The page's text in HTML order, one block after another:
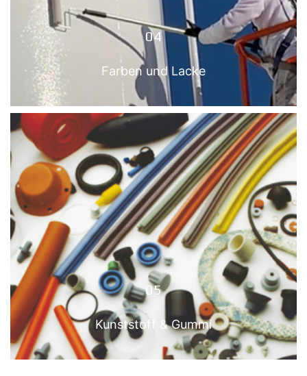
Mehr anzeigen
04
Farben und Lacke
04
FARBEN UND LACKE
Mehr anzeigen
05
Kunststoff & Gummi